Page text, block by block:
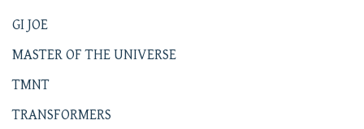
GI JOE
MASTER OF THE UNIVERSE
TMNT
TRANSFORMERS